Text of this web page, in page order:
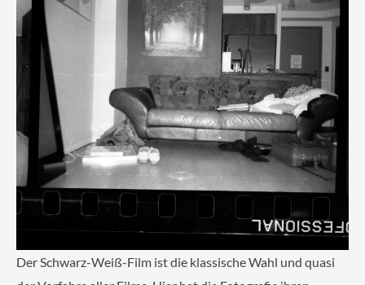
Der Schwarz-Weiß-Film ist die klassische Wahl und quasi